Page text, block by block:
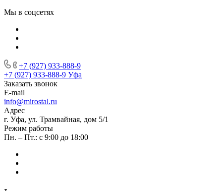
Мы в соцсетях
+7 (927) 933-888-9
+7 (927) 933-888-9 Уфа
Заказать звонок
E-mail
info@mirostal.ru
Адрес
г. Уфа, ул. Трамвайная, дом 5/1
Режим работы
Пн. – Пт.: с 9:00 до 18:00